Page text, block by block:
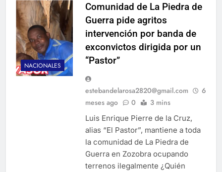
NACIONALES
Comunidad de La Piedra de
Guerra pide agritos
intervención por banda de
exconvictos dirigida por un
“Pastor”
estebandelarosa2820@gmail.com
6
meses ago
0 3 mins
Luis Enrique Pierre de la Cruz,
alias “El Pastor”, mantiene a toda
la comunidad de La Piedra de
Guerra en Zozobra ocupando
terrenos ilegalmente ¿Quién